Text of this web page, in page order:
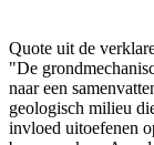
Quote uit de
"De
naar een
geologisch milieu
invloed uitoefenen